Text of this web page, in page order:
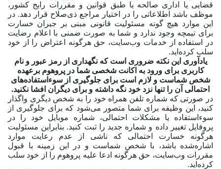
قضایی یا اداری صالحه یا طبق قوانین و مقررات رایج کشور،
موظف باشد اطلاعاتی را در اختیار مراجع ذی‌صلاح قرار دهد. در
این موارد هیچ گونه مسئولیت قانونی مبنی بر جبران خسارت
برای تیمچه وجود ندارد و شما به صورت ضمنی با اعلام رضایت
در استفاده از خدمات وب‌سایت، حق هرگونه اعتراض را از خود
سلب کرده‌اید.
یادآوری این نکته ضروری است که نگهداری از رمز عبور و نام
کاربری برای ورود به اکانت شخصی شما در پروهوم برعهده
شخص شماست و لازم است برای جلوگیری از سوءاستفاده‌های
احتمالی آن را تنها نزد خود نگه داشته و برای دیگران افشا نکنید.
در صورتی که شماره تلفن همراه خود را به شخص دیگری واگذار
کنید، این وظیفه برای شما متصور می‌شود که برای جلوگیری از
سوءاستفاده یا مشکلات احتمالی، شماره موبایل خود را در
پروفایل تغییر داده و شماره جدید را ثبت کنید. بنابراین مسئولیت
هرگونه خسارت احتمالی که ناشی از عدم رعایت موارد
اشاره‌شده باشد، با شخص شماست و در این زمینه با قبول
مقررات وب‌سایت، حق هرگونه ادعا علیه پروهوم را از خود سلب
کرده‌اید.